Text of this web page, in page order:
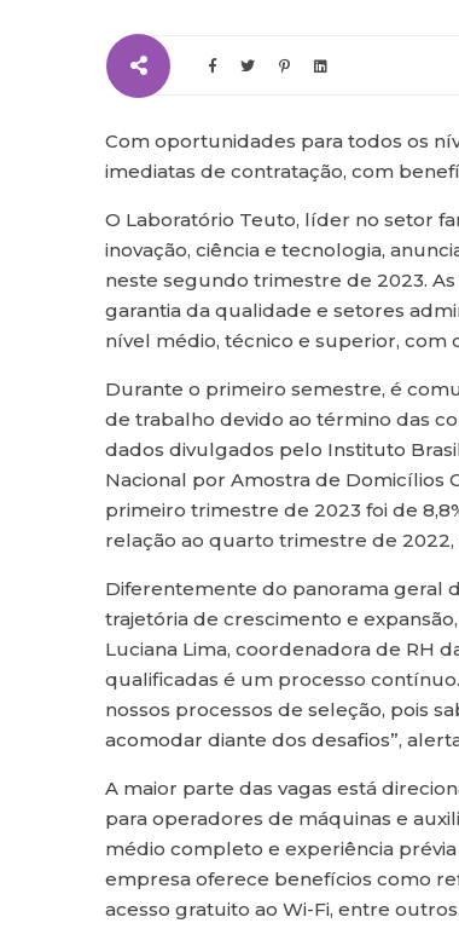
Com oportunidades para todos os
imediatas de contratação, com
O Laboratório Teuto, líder no setor
inovação, ciência e tecnologia,
neste segundo trimestre de 2023.
garantia da qualidade e setores
nível médio, técnico e superior, com
Durante o primeiro semestre, é
de trabalho devido ao término das
dados divulgados pelo Instituto
Nacional por Amostra de Domicílios
primeiro trimestre de 2023 foi de
relação ao quarto trimestre de 2022,
Diferentemente do panorama geral
trajetória de crescimento e
Luciana Lima, coordenadora de RH
qualificadas é um processo
nossos processos de seleção, pois
acomodar diante dos desafios”,
A maior parte das vagas está
para operadores de máquinas e
médio completo e experiência
empresa oferece benefícios como
acesso gratuito ao Wi-Fi, entre outros.